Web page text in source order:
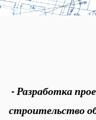
- Разработка
строительство